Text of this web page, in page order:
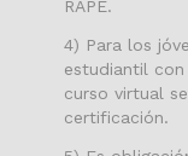
RAPE.
4) Para los
estudiantil
curso virtual
certificación.